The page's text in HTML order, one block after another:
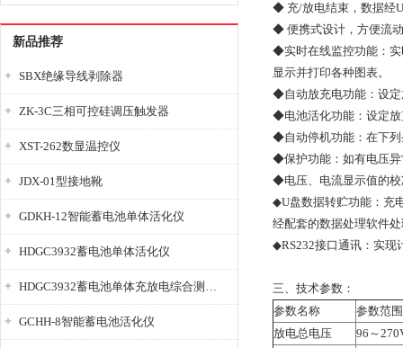
新品推荐
SBX绝缘导线剥除器
ZK-3C三相可控硅调压触发器
XST-262数显温控仪
JDX-01型接地靴
GDKH-12智能蓄电池单体活化仪
HDGC3932蓄电池单体活化仪
HDGC3932蓄电池单体充放电综合测试仪
GCHH-8智能蓄电池活化仪
◆ 充/放电结束，数据经
◆ 便携式设计，方便流
◆实时在线监控功能：实
显示并打印各种图表。
◆自动放充电功能：设定
◆电池活化功能：设定放
◆自动停机功能：在下列
◆保护功能：如有电压
◆电压、电流显示值的校
◆U盘数据转贮功能：充
经配套的数据处理软件
◆RS232接口通讯：实现
三、技术参数：
参数名称
参数范围
放电总电压
96～